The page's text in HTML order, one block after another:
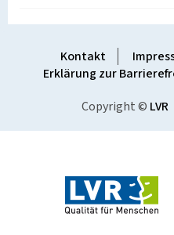
Kontakt
Erklärung zur
Copyright © LVR